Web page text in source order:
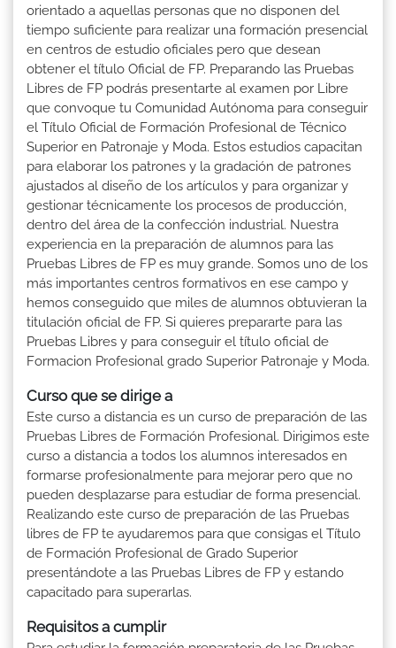
orientado a aquellas personas que no disponen del
tiempo suficiente para realizar una formación presencial
en centros de estudio oficiales pero que desean
obtener el título Oficial de FP. Preparando las Pruebas
Libres de FP podrás presentarte al examen por Libre
que convoque tu Comunidad Autónoma para conseguir
el Título Oficial de Formación Profesional de Técnico
Superior en Patronaje y Moda. Estos estudios capacitan
para elaborar los patrones y la gradación de patrones
ajustados al diseño de los artículos y para organizar y
gestionar técnicamente los procesos de producción,
dentro del área de la confección industrial. Nuestra
experiencia en la preparación de alumnos para las
Pruebas Libres de FP es muy grande. Somos uno de los
más importantes centros formativos en ese campo y
hemos conseguido que miles de alumnos obtuvieran la
titulación oficial de FP. Si quieres prepararte para las
Pruebas Libres y para conseguir el título oficial de
Formacion Profesional grado Superior Patronaje y Moda.
Curso que se dirige a
Este curso a distancia es un curso de preparación de las
Pruebas Libres de Formación Profesional. Dirigimos este
curso a distancia a todos los alumnos interesados en
formarse profesionalmente para mejorar pero que no
pueden desplazarse para estudiar de forma presencial.
Realizando este curso de preparación de las Pruebas
libres de FP te ayudaremos para que consigas el Título
de Formación Profesional de Grado Superior
presentándote a las Pruebas Libres de FP y estando
capacitado para superarlas.
Requisitos a cumplir